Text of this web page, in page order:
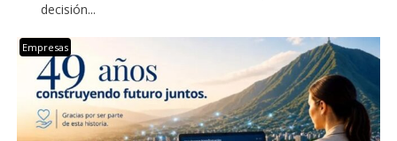
decisión...
Empresas